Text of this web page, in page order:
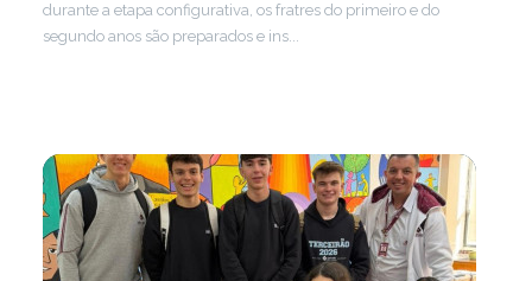
durante a etapa configurativa, os fratres do primeiro e do
segundo anos são preparados e ins...